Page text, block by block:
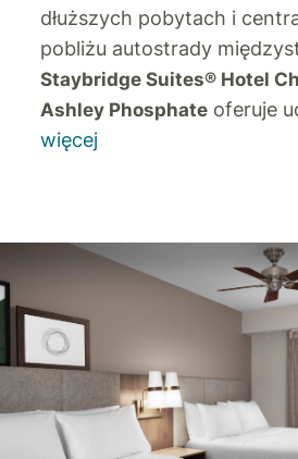
dłuższych pobytach i
pobliżu autostrady
Staybridge Suites® Hotel
Ashley Phosphate oferuje
więcej